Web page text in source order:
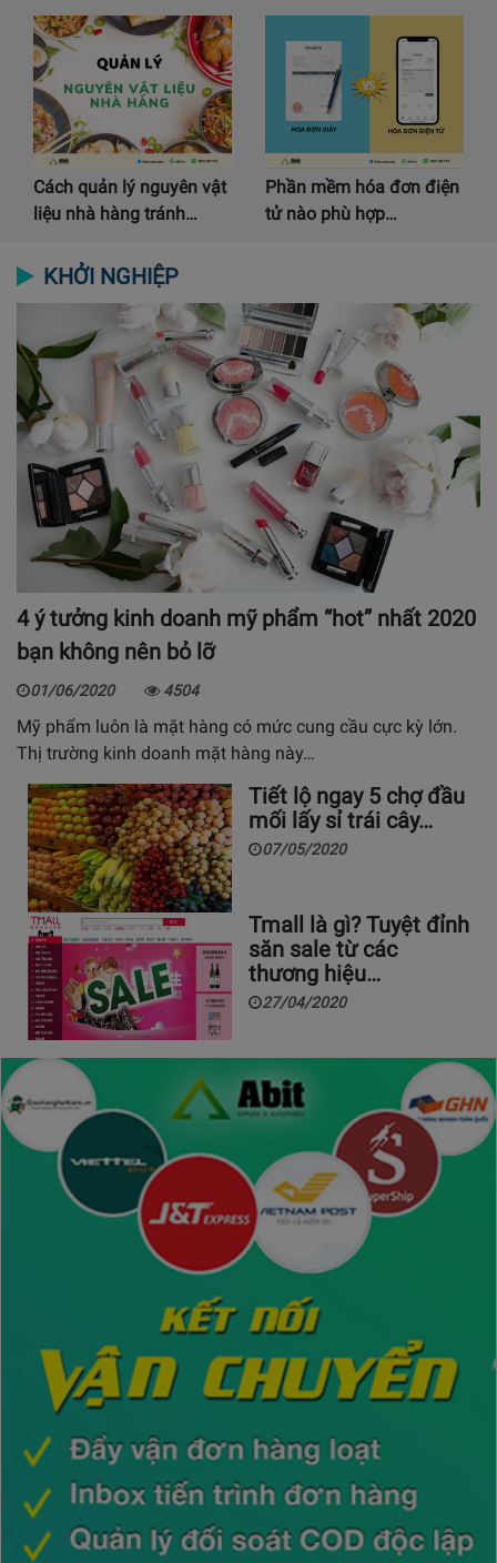
Cách quản lý nguyên vật
liệu nhà hàng tránh…
Phần mềm hóa đơn điện
tử nào phù hợp…
KHỞI NGHIỆP
4 ý tưởng kinh doanh mỹ phẩm “hot” nhất 2020
bạn không nên bỏ lỡ
01/06/2020 4504
Mỹ phẩm luôn là mặt hàng có mức cung cầu cực kỳ lớn.
Thị trường kinh doanh mặt hàng này…
Tiết lộ ngay 5 chợ đầu
mối lấy sỉ trái cây…
07/05/2020
Tmall là gì? Tuyệt đỉnh
săn sale từ các
thương hiệu…
27/04/2020